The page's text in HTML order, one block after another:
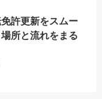
許更新をスムー
所と流れをまる